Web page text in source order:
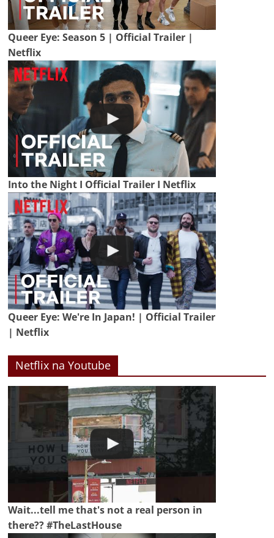
Queer Eye: Season 5 | Official Trailer |
Netflix
Into the Night I Official Trailer I Netflix
Queer Eye: We're In Japan! | Official Trailer
| Netflix
Netflix na Youtube
Wait...tell me that's not a real person in
there?? #TheLastHouse